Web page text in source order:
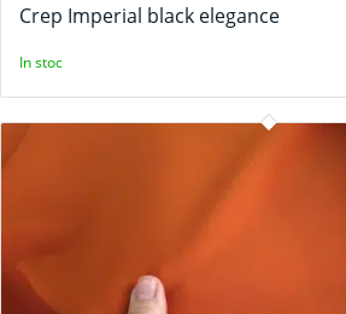
Crep Imperial black elegance
In stoc